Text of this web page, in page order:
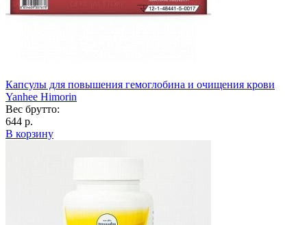
Капсулы для повышения гемоглобина и очищения крови
Yanhee Himorin
Вес брутто:
644 р.
В корзину